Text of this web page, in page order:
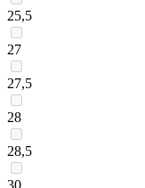
25,5
27
27,5
28
28,5
30